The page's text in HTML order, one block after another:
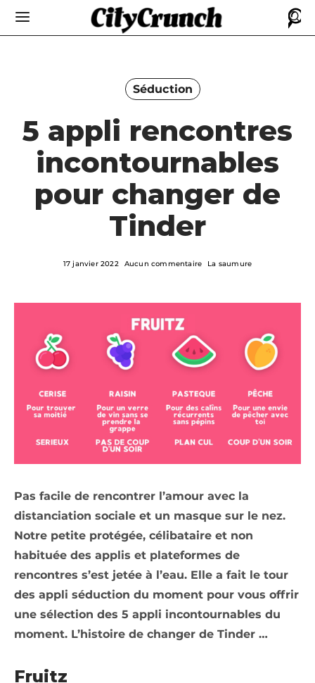
Séduction
5 appli rencontres
incontournables
pour changer de
Tinder
17 janvier 2022 Aucun commentaire La saumure
Pas facile de rencontrer l’amour avec la
distanciation sociale et un masque sur le nez.
Notre petite protégée, célibataire et non
habituée des applis et plateformes de
rencontres s’est jetée à l’eau. Elle a fait le tour
des appli séduction du moment pour vous offrir
une sélection des 5 appli incontournables du
moment. L’histoire de changer de Tinder …
Fruitz